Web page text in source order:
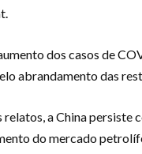
dos casos de
abrandamento das
relatos, a China
do mercado